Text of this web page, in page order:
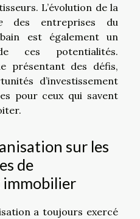
L’évolution de la
des entreprises du
est également un
ces potentialités.
présentant des défis,
d’investissement
pour ceux qui savent
sur les
de
immobilier
a toujours exercé